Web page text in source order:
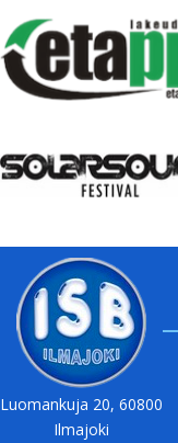
Luomankuja 20, 60800
Ilmajoki